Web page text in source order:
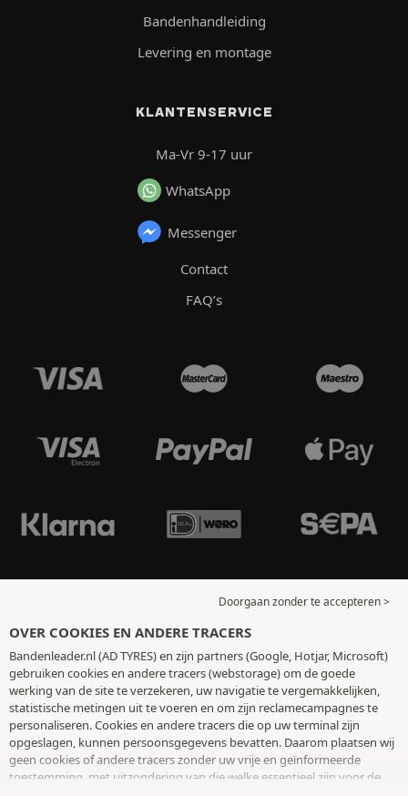
Bandenhandleiding
Levering en montage
KLANTENSERVICE
Ma-Vr 9-17 uur
WhatsApp
Messenger
Contact
FAQ’s
Doorgaan zonder te accepteren >
OVER COOKIES EN ANDERE TRACERS
Bandenleader.nl (AD TYRES) en zijn partners (Google, Hotjar, Microsoft)
gebruiken cookies en andere tracers (webstorage) om de goede
werking van de site te verzekeren, uw navigatie te vergemakkelijken,
statistische metingen uit te voeren en om zijn reclamecampagnes te
personaliseren. Cookies en andere tracers die op uw terminal zijn
opgeslagen, kunnen persoonsgegevens bevatten. Daarom plaatsen wij
geen cookies of andere tracers zonder uw vrije en geïnformeerde
toestemming, met uitzondering van die welke essentieel zijn voor de